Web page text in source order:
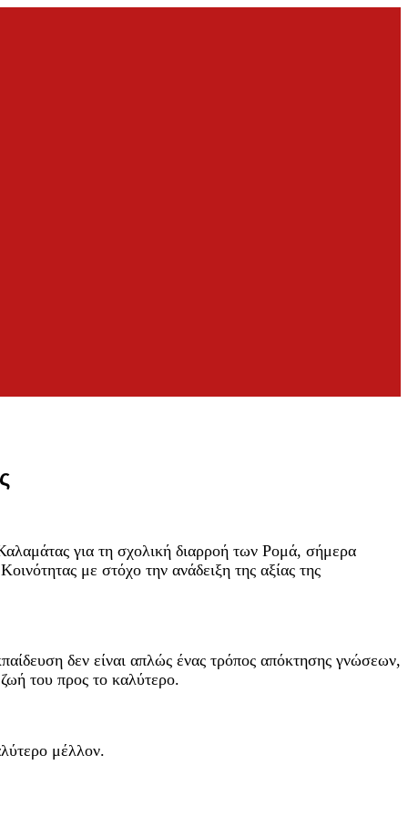
για τη σχολική διαρροή των Ρομά, σήμερα
με στόχο την ανάδειξη της αξίας της
δεν είναι απλώς ένας τρόπος απόκτησης γνώσεων,
του προς το καλύτερο.
μέλλον.